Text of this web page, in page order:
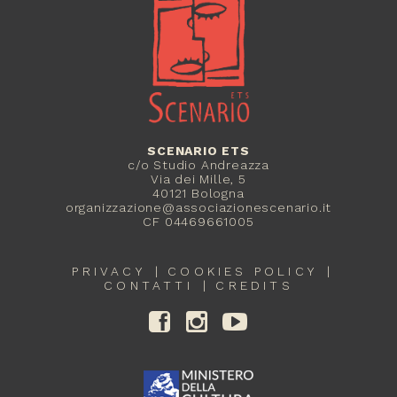
SCENARIO ETS
c/o Studio Andreazza
Via dei Mille, 5
40121 Bologna
organizzazione@associazionescenario.it
CF 04469661005
PRIVACY
COOKIES POLICY
CONTATTI
CREDITS